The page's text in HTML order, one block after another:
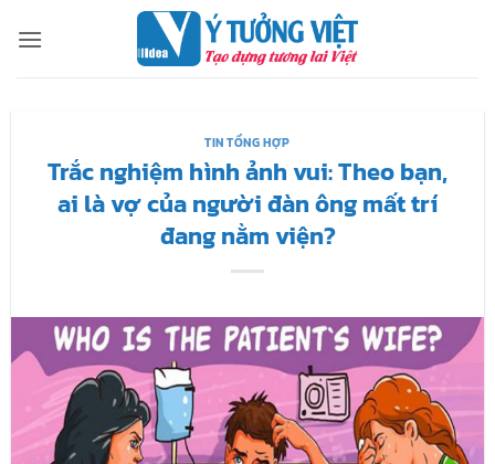
qua
TIN TỔNG HỢP
Trắc nghiệm hình ảnh vui: Theo bạn,
ai là vợ của người đàn ông mất trí
đang nằm viện?